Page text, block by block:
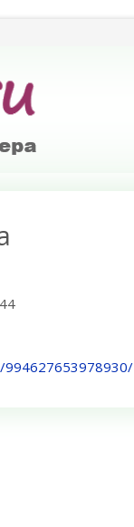
994627653978930/